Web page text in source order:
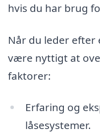
hvis du har brug
Når du leder efter
være nyttigt at
faktorer:
Erfaring og
låsesystemer.